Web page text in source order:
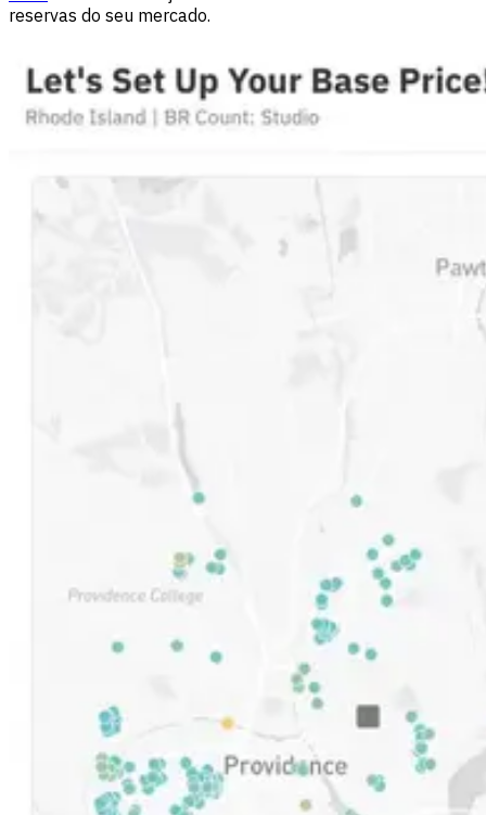
reservas do seu mercado.